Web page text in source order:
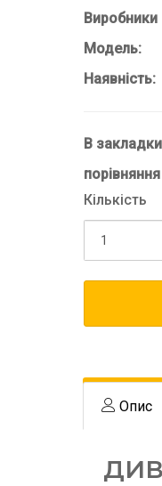
Виробники
Модель:
Наявність:
В закладки
порівняння
Кількість
Опис